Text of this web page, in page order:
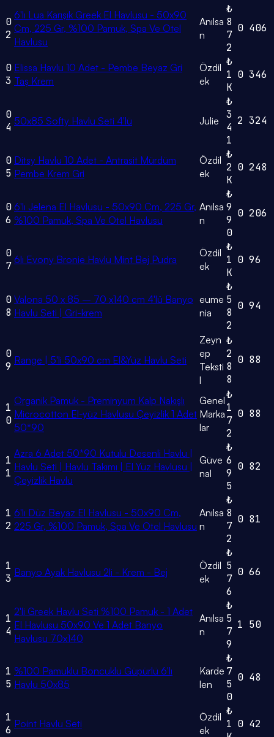
0
2
6'lı Lua Karışık Greek El Havlusu - 50x90
Cm, 225 Gr, %100 Pamuk, Spa Ve Otel
Havlusu
Anılsa
n
₺
8
7
2
0 406
0
3
Elissa Havlu 10 Adet - Pembe Beyaz Gri
Taş Krem
Özdil
ek
₺
1
K
0 346
0
4 50x85 Softy Havlu Seti 4'lü Julie
₺
3
4
1
2 324
0
5
Ditsy Havlu 10 Adet - Antrasit Mürdüm
Pembe Krem Gri
Özdil
ek
₺
2
K
0 248
0
6
6'lı Jelena El Havlusu - 50x90 Cm, 225 Gr,
%100 Pamuk, Spa Ve Otel Havlusu
Anılsa
n
₺
9
9
0
0 206
0
7 6lı Evony Bronie Havlu Mint Bej Pudra
Özdil
ek
₺
1
K
0 96
0
8
Valona 50 x 85 – 70 x140 cm 4'lü Banyo
Havlu Seti | Gri-krem
eume
nia
₺
5
8
2
0 94
0
9 Range | 5'li 50x90 cm El&Yüz Havlu Seti
Zeyn
ep
Teksti
l
₺
2
8
8
0 88
1
0
Organik Pamuk - Preminyum Kalp Nakışlı
Microcotton El-yüz Havlusu Çeyizlik 1 Adet
50*90
Genel
Marka
lar
₺
1
7
2
0 88
1
1
Azra 6 Adet 50*90 Kutulu Desenli Havlu |
Havlu Seti | Havlu Takımı | El Yüz Havlusu |
Çeyizlik Havlu
Güve
nal
₺
6
9
5
0 82
1
2
6'lı Düz Beyaz El Havlusu - 50x90 Cm,
225 Gr, %100 Pamuk, Spa Ve Otel Havlusu
Anılsa
n
₺
8
7
2
0 81
1
3 Banyo Ayak Havlusu 2li - Krem - Bej
Özdil
ek
₺
5
7
6
0 66
1
4
2'li Greek Havlu Seti %100 Pamuk - 1 Adet
El Havlusu 50x90 Ve 1 Adet Banyo
Havlusu 70x140
Anılsa
n
₺
5
7
9
1 50
1
5
%100 Pamuklu Boncuklu Güpürlü 6'lı
Havlu 50x85
Karde
len
₺
7
5
0
0 48
1
6 Point Havlu Seti
Özdil
ek
₺
1 0 42